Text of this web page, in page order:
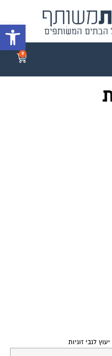
פתח
זוגיות לילדיי